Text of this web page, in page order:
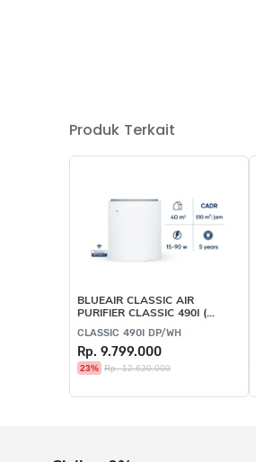
Produk Terkait
BLUEAIR CLASSIC AIR
PURIFIER CLASSIC 490I (
DUAL PROTECTION)
CLASSIC 490I DP/WH
Rp. 9.799.000
23% Rp. 12.620.000